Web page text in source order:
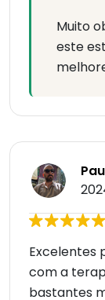
Muito
este
Excelentes
com a
bastantes